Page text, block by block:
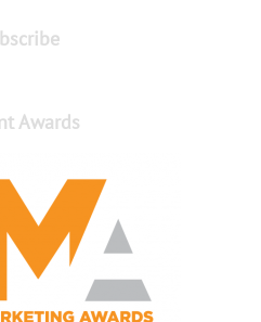
Awards